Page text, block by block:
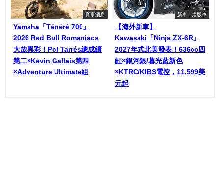
賽事消息
Yamaha「Ténéré 700」
2026 Red Bull Romaniacs
大放異彩！Pol Tarrés總成績
第二×Kevin Gallais第四
×Adventure Ultimate組
新車．絕版車
【海外新車】
Kawasaki「Ninja ZX-6R」
2027年式北美發表！636cc四
缸×銀河銀/暮光藍新色
×KTRC/KIBS電控，11,599美
元起